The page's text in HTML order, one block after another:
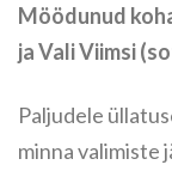
Möödunud
ja Vali Viimsi
Paljudele
minna valimiste